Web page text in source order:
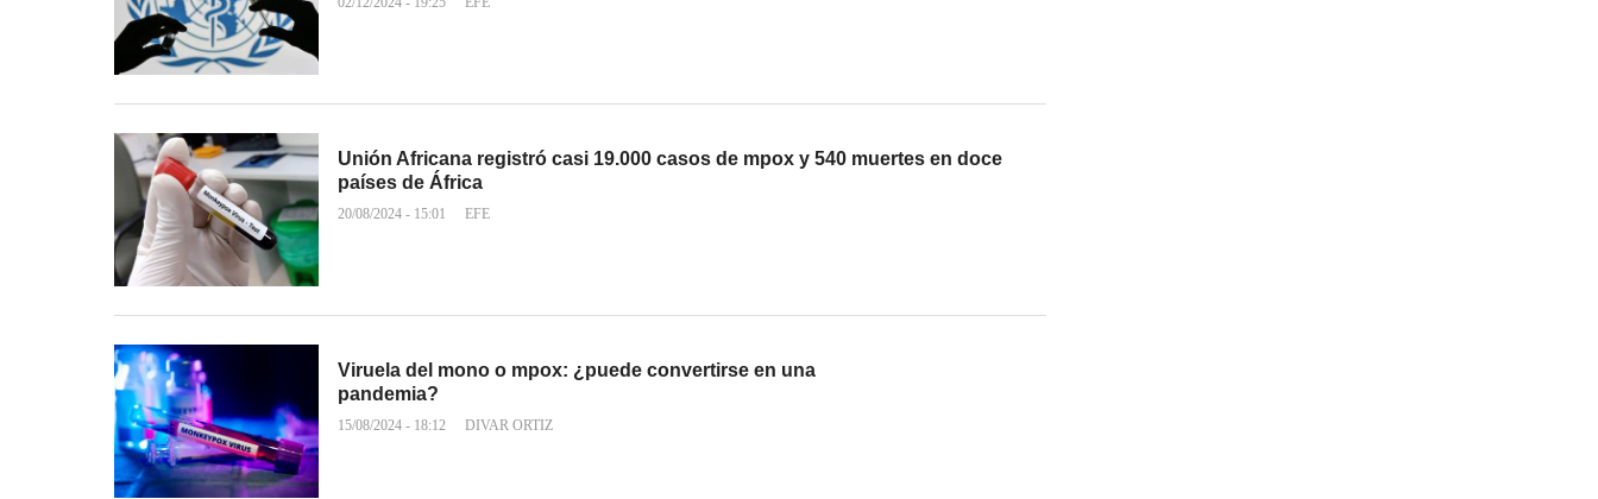
Unión Africana registró casi 19.000 casos de mpox y 540 muertes en doce
países de África
20/08/2024 - 15:01 EFE
Viruela del mono o mpox: ¿puede convertirse en una
pandemia?
15/08/2024 - 18:12 DIVAR ORTIZ